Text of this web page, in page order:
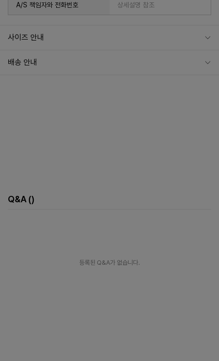
A/S 책임자와 전화번호 상세설명 참조
사이즈 안내
배송 안내
Q&A ()
등록된 Q&A가 없습니다.